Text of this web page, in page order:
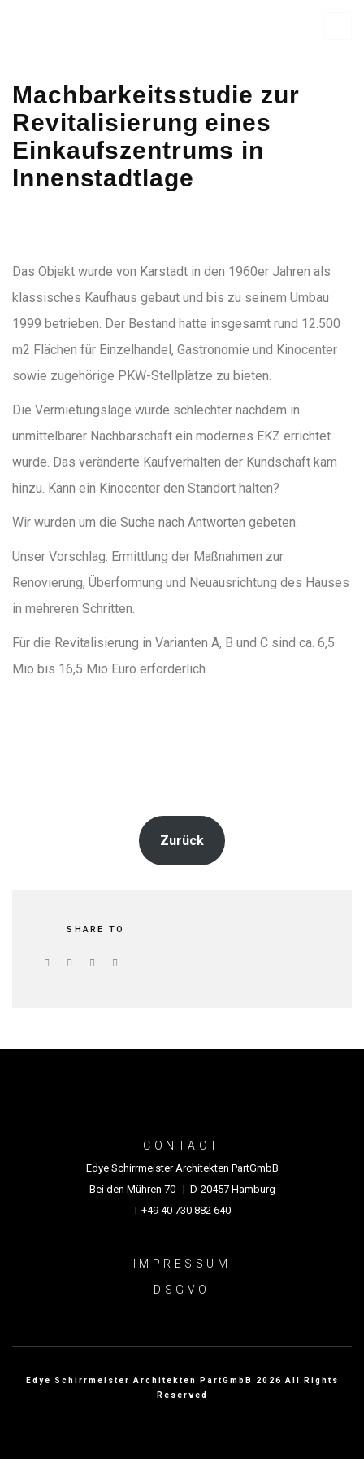
Machbarkeitsstudie zur
Revitalisierung eines
Einkaufszentrums in
Innenstadtlage
Das Objekt wurde von Karstadt in den 1960er Jahren als
klassisches Kaufhaus gebaut und bis zu seinem Umbau
1999 betrieben. Der Bestand hatte insgesamt rund 12.500
m2 Flächen für Einzelhandel, Gastronomie und Kinocenter
sowie zugehörige PKW-Stellplätze zu bieten.
Die Vermietungslage wurde schlechter nachdem in
unmittelbarer Nachbarschaft ein modernes EKZ errichtet
wurde. Das veränderte Kaufverhalten der Kundschaft kam
hinzu. Kann ein Kinocenter den Standort halten?
Wir wurden um die Suche nach Antworten gebeten.
Unser Vorschlag: Ermittlung der Maßnahmen zur
Renovierung, Überformung und Neuausrichtung des Hauses
in mehreren Schritten.
Für die Revitalisierung in Varianten A, B und C sind ca. 6,5
Mio bis 16,5 Mio Euro erforderlich.
Zurück
SHARE TO
CONTACT
Edye Schirrmeister Architekten PartGmbB
Bei den Mühren 70 | D-20457 Hamburg
T +49 40 730 882 640
IMPRESSUM
DSGVO
Edye Schirrmeister Architekten PartGmbB 2026 All Rights
Reserved